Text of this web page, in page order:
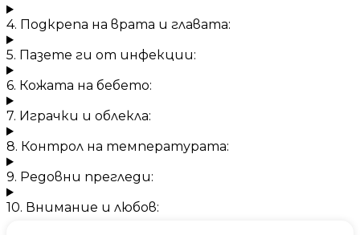
4. Подкрепа на врата и главата:
5. Пазете ги от инфекции:
6. Кожата на бебето:
7. Играчки и облекла:
8. Контрол на температурата:
9. Редовни прегледи:
10. Внимание и любов: